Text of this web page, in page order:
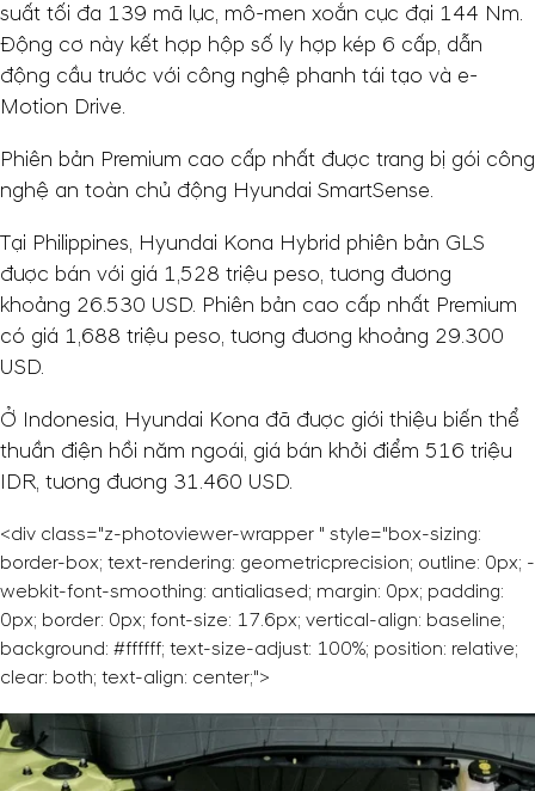
suất tối đa 139 mã lực, mô-men xoắn cực đại 144 Nm.
Động cơ này kết hợp hộp số ly hợp kép 6 cấp, dẫn
động cầu trước với công nghệ phanh tái tạo và e-
Motion Drive.
Phiên bản Premium cao cấp nhất được trang bị gói công
nghệ an toàn chủ động Hyundai SmartSense.
Tại Philippines, Hyundai Kona Hybrid phiên bản GLS
được bán với giá 1,528 triệu peso, tương đương
khoảng 26.530 USD. Phiên bản cao cấp nhất Premium
có giá 1,688 triệu peso, tương đương khoảng 29.300
USD.
Ở Indonesia, Hyundai Kona đã được giới thiệu biến thể
thuần điện hồi năm ngoái, giá bán khởi điểm 516 triệu
IDR, tương đương 31.460 USD.
<div class="z-photoviewer-wrapper " style="box-sizing:
border-box; text-rendering: geometricprecision; outline: 0px; -
webkit-font-smoothing: antialiased; margin: 0px; padding:
0px; border: 0px; font-size: 17.6px; vertical-align: baseline;
background: #ffffff; text-size-adjust: 100%; position: relative;
clear: both; text-align: center;">